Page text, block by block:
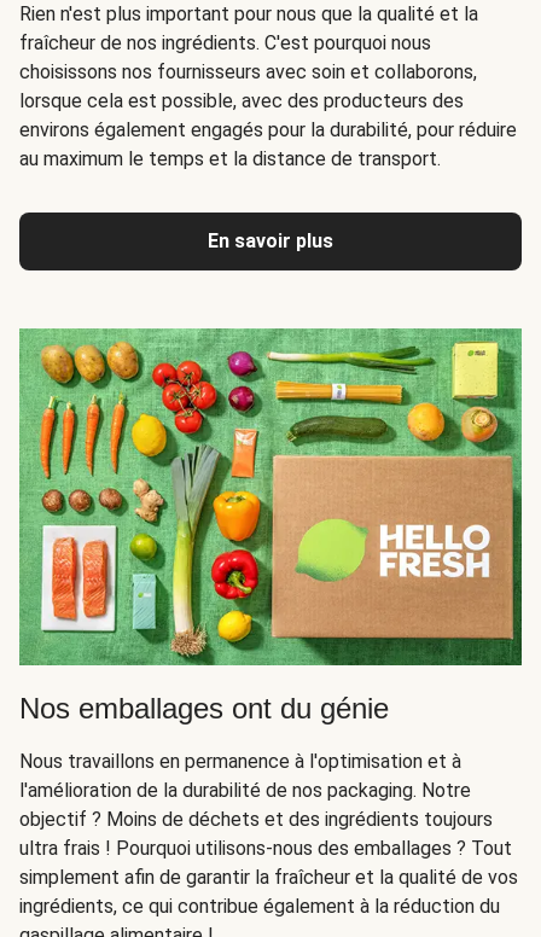
Rien n'est plus important pour nous que la qualité et la
fraîcheur de nos ingrédients. C'est pourquoi nous
choisissons nos fournisseurs avec soin et collaborons,
lorsque cela est possible, avec des producteurs des
environs également engagés pour la durabilité, pour réduire
au maximum le temps et la distance de transport.
En savoir plus
Nos emballages ont du génie
Nous travaillons en permanence à l'optimisation et à
l'amélioration de la durabilité de nos packaging. Notre
objectif ? Moins de déchets et des ingrédients toujours
ultra frais ! Pourquoi utilisons-nous des emballages ? Tout
simplement afin de garantir la fraîcheur et la qualité de vos
ingrédients, ce qui contribue également à la réduction du